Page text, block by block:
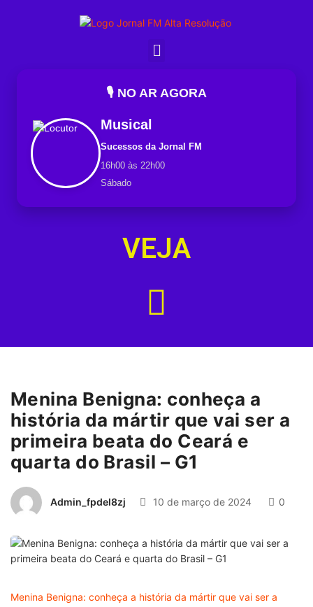
🎙️ NO AR AGORA
Musical
Sucessos da Jornal FM
16h00 às 22h00
Sábado
VEJA
Menina Benigna: conheça a
história da mártir que vai ser a
primeira beata do Ceará e
quarta do Brasil – G1
Admin_fpdel8zj 10 de março de 2024 0
Menina Benigna: conheça a história da mártir que vai ser a